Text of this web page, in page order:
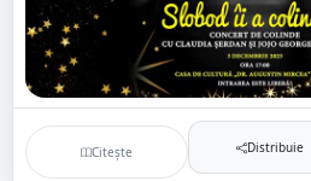
Citește Distribuie